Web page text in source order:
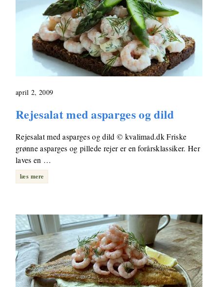
april 2, 2009
Rejesalat med asparges og dild
Rejesalat med asparges og dild © kvalimad.dk Friske
grønne asparges og pillede rejer er en forårsklassiker. Her
laves en …
læs mere